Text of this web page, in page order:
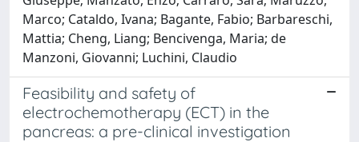
Marco; Cataldo, Ivana; Bagante, Fabio; Barbareschi,
Mattia; Cheng, Liang; Bencivenga, Maria; de
Manzoni, Giovanni; Luchini, Claudio
Feasibility and safety of
electrochemotherapy (ECT) in the
pancreas: a pre-clinical investigation